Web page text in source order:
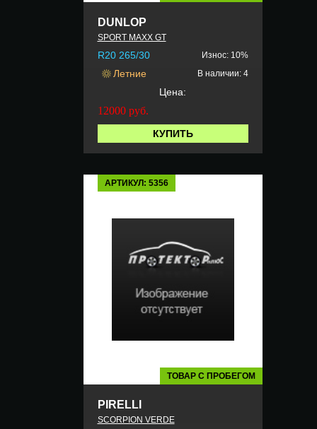
DUNLOP
SPORT MAXX GT
R20 265/30 Износ: 10%
Летние В наличии: 4
Цена:
12000 руб.
КУПИТЬ
АРТИКУЛ: 5356
ТОВАР С ПРОБЕГОМ
PIRELLI
SCORPION VERDE